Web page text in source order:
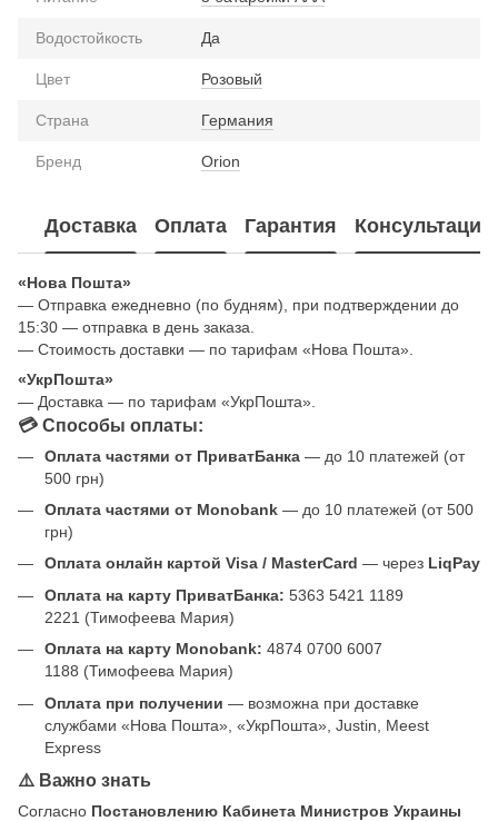
Водостойкость Да
Цвет Розовый
Страна Германия
Бренд Orion
Доставка Оплата Гарантия Консультация
«Нова Пошта»
— Отправка ежедневно (по будням), при подтверждении до
15:30 — отправка в день заказа.
— Стоимость доставки — по тарифам «Нова Пошта».
«УкрПошта»
— Доставка — по тарифам «УкрПошта».
💳 Способы оплаты:
Оплата частями от ПриватБанка — до 10 платежей (от
500 грн)
Оплата частями от Monobank — до 10 платежей (от 500
грн)
Оплата онлайн картой Visa / MasterCard — через LiqPay
Оплата на карту ПриватБанка: 5363 5421 1189
2221 (Тимофеева Мария)
Оплата на карту Monobank: 4874 0700 6007
1188 (Тимофеева Мария)
Оплата при получении — возможна при доставке
службами «Нова Пошта», «УкрПошта», Justin, Meest
Express
⚠️ Важно знать
Согласно Постановлению Кабинета Министров Украины